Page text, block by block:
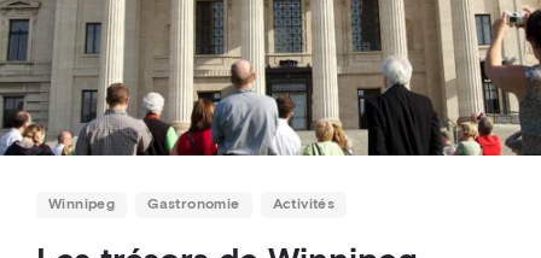
Winnipeg Gastronomie Activités